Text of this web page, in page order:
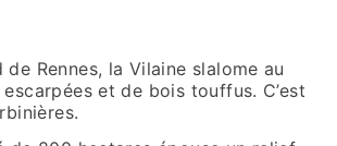
de Rennes, la Vilaine slalome au
et de bois touffus. C’est